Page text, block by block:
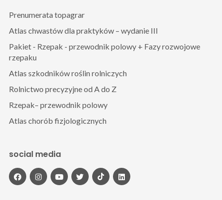
Prenumerata topagrar
Atlas chwastów dla praktyków – wydanie III
Pakiet - Rzepak - przewodnik polowy + Fazy rozwojowe
rzepaku
Atlas szkodników roślin rolniczych
Rolnictwo precyzyjne od A do Z
Rzepak– przewodnik polowy
Atlas chorób fizjologicznych
social media